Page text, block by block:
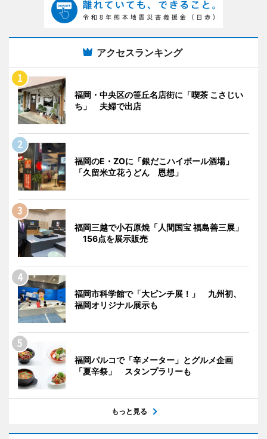
アクセスランキング
福岡・中央区の笹丘名店街に「喫茶 こさじい
ち」 夫婦で出店
福岡のE・ZOに「銀だこハイボール酒場」
「久留米立花うどん 恩想」
福岡三越で小石原焼「人間国宝 福島善三展」
156点を展示販売
福岡市科学館で「大ピンチ展！」 九州初、
福岡オリジナル展示も
福岡パルコで「辛メーター」とグルメ企画
「夏辛祭」 スタンプラリーも
もっと見る